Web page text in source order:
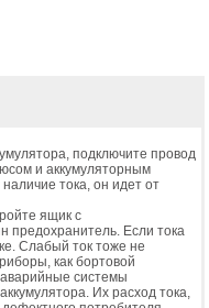
подключите провод
и аккумуляторным
тока, он идет от
ящик с
предохранитель. Если тока
Слабый ток тоже не
как бортовой
системы
Их расход тока,